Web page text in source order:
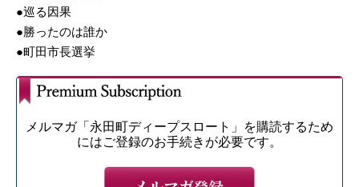
●巡る因果
●勝ったのは誰か
●町田市長選挙
メルマガ「永田町ディープスロート」を購読するため
にはご登録のお手続きが必要です。